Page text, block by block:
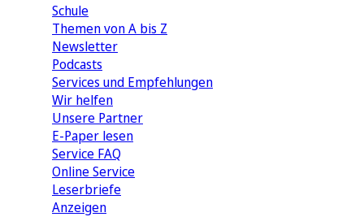
Schule
Themen von A bis Z
Newsletter
Podcasts
Services und Empfehlungen
Wir helfen
Unsere Partner
E-Paper lesen
Service FAQ
Online Service
Leserbriefe
Anzeigen